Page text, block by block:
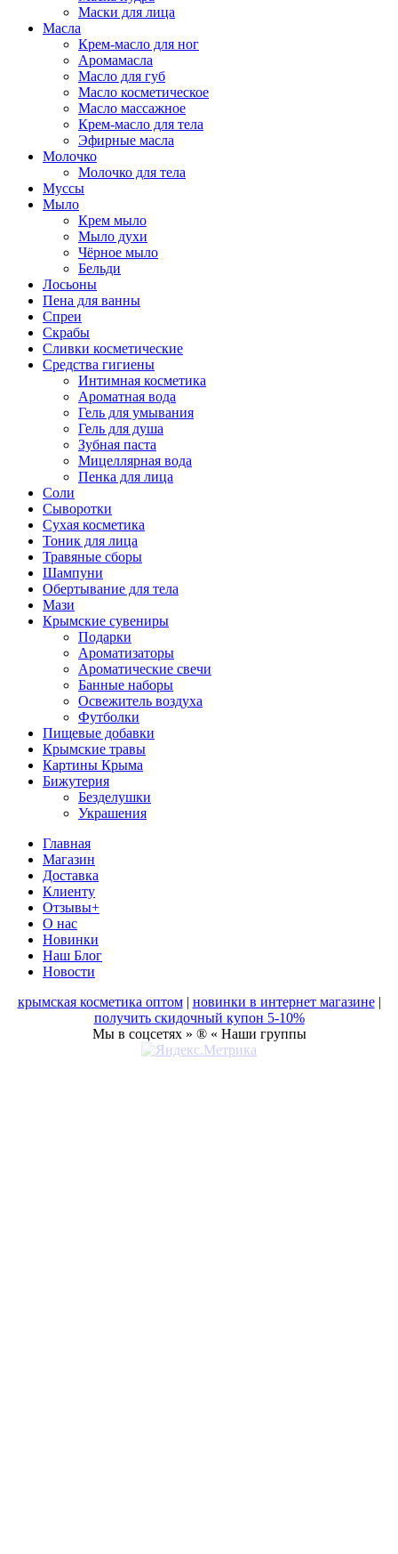
Маски для лица
Масла
Крем-масло для ног
Аромамасла
Масло для губ
Масло косметическое
Масло массажное
Крем-масло для тела
Эфирные масла
Молочко
Молочко для тела
Муссы
Мыло
Крем мыло
Мыло духи
Чёрное мыло
Бельди
Лосьоны
Пена для ванны
Спреи
Скрабы
Сливки косметические
Средства гигиены
Интимная косметика
Ароматная вода
Гель для умывания
Гель для душа
Зубная паста
Мицеллярная вода
Пенка для лица
Соли
Сыворотки
Сухая косметика
Тоник для лица
Травяные сборы
Шампуни
Обертывание для тела
Мази
Крымские сувениры
Подарки
Ароматизаторы
Ароматические свечи
Банные наборы
Освежитель воздуха
Футболки
Пищевые добавки
Крымские травы
Картины Крыма
Бижутерия
Безделушки
Украшения
Главная
Магазин
Доставка
Клиенту
Отзывы+
О нас
Новинки
Наш Блог
Новости
крымская косметика оптом| новинки в интернет магазине|
получить скидочный купон 5-10%
Мы в соцсетях » ® « Наши группы